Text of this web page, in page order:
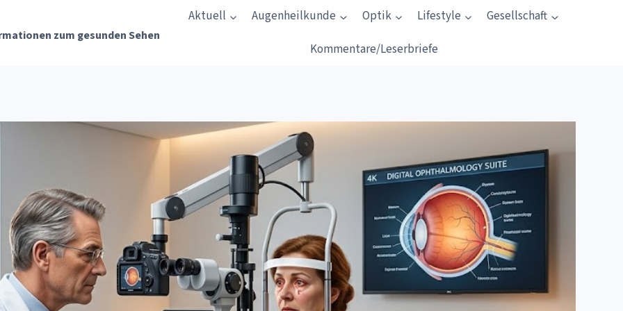
zum gesunden Sehen
Aktuell Augenheilkunde Optik Lifestyle
Gesellschaft
Kommentare/Leserbriefe